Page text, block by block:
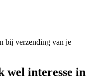
bij verzending van je
wel interesse in